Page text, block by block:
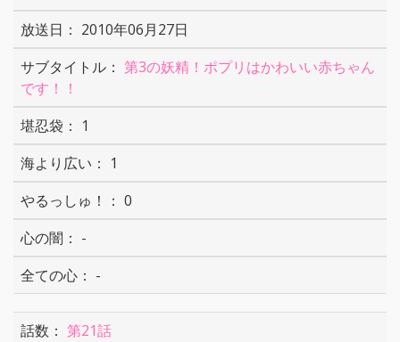
2010年06月27日
第3の妖精！ポプリはかわいい赤ちゃん
です！！
1
1
0
-
-
第21話